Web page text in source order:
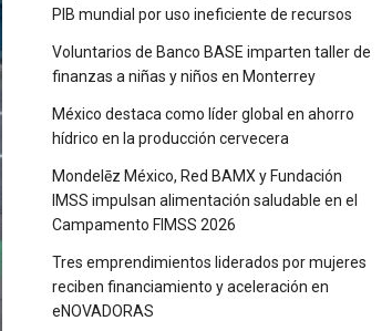
PIB mundial por uso ineficiente de recursos
Voluntarios de Banco BASE imparten taller de
finanzas a niñas y niños en Monterrey
México destaca como líder global en ahorro
hídrico en la producción cervecera
Mondelēz México, Red BAMX y Fundación
IMSS impulsan alimentación saludable en el
Campamento FIMSS 2026
Tres emprendimientos liderados por mujeres
reciben financiamiento y aceleración en
eNOVADORAS